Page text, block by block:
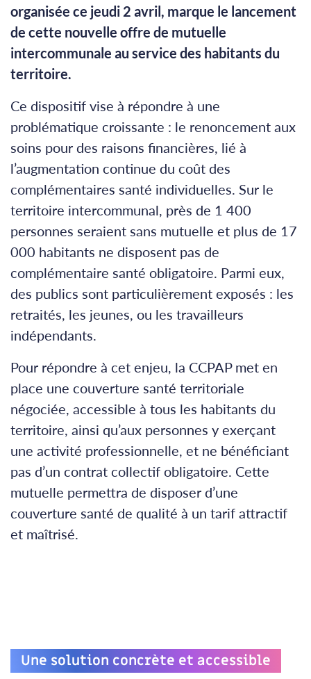
organisée ce jeudi 2 avril, marque le lancement
de cette nouvelle offre de mutuelle
intercommunale au service des habitants du
territoire.
Ce dispositif vise à répondre à une
problématique croissante : le renoncement aux
soins pour des raisons financières, lié à
l’augmentation continue du coût des
complémentaires santé individuelles. Sur le
territoire intercommunal, près de 1 400
personnes seraient sans mutuelle et plus de 17
000 habitants ne disposent pas de
complémentaire santé obligatoire. Parmi eux,
des publics sont particulièrement exposés : les
retraités, les jeunes, ou les travailleurs
indépendants.
Pour répondre à cet enjeu, la CCPAP met en
place une couverture santé territoriale
négociée, accessible à tous les habitants du
territoire, ainsi qu’aux personnes y exerçant
une activité professionnelle, et ne bénéficiant
pas d’un contrat collectif obligatoire. Cette
mutuelle permettra de disposer d’une
couverture santé de qualité à un tarif attractif
et maîtrisé.
Une solution concrète et accessible